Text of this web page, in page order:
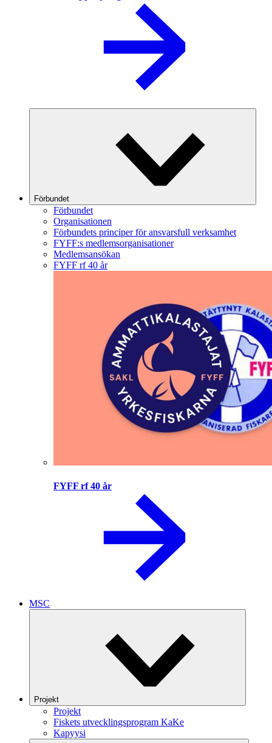
Förbundet
Förbundet
Organisationen
Förbundets principer för ansvarsfull verksamhet
FYFF:s medlemsorganisationer
Medlemsansökan
FYFF rf 40 år
FYFF rf 40 år
MSC
Projekt
Projekt
Fiskets utvecklingsprogram KaKe
Kapyysi